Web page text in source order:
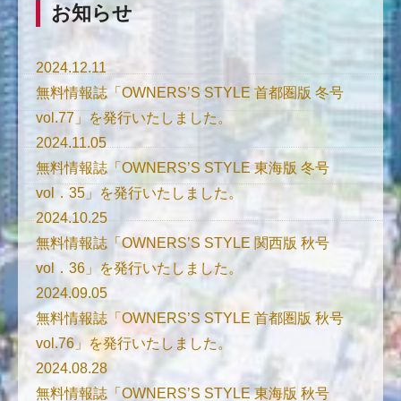
お知らせ
2024.12.11
無料情報誌「OWNERS’S STYLE 首都圏版 冬号
vol.77」を発行いたしました。
2024.11.05
無料情報誌「OWNERS’S STYLE 東海版 冬号
vol．35」を発行いたしました。
2024.10.25
無料情報誌「OWNERS’S STYLE 関西版 秋号
vol．36」を発行いたしました。
2024.09.05
無料情報誌「OWNERS’S STYLE 首都圏版 秋号
vol.76」を発行いたしました。
2024.08.28
無料情報誌「OWNERS’S STYLE 東海版 秋号